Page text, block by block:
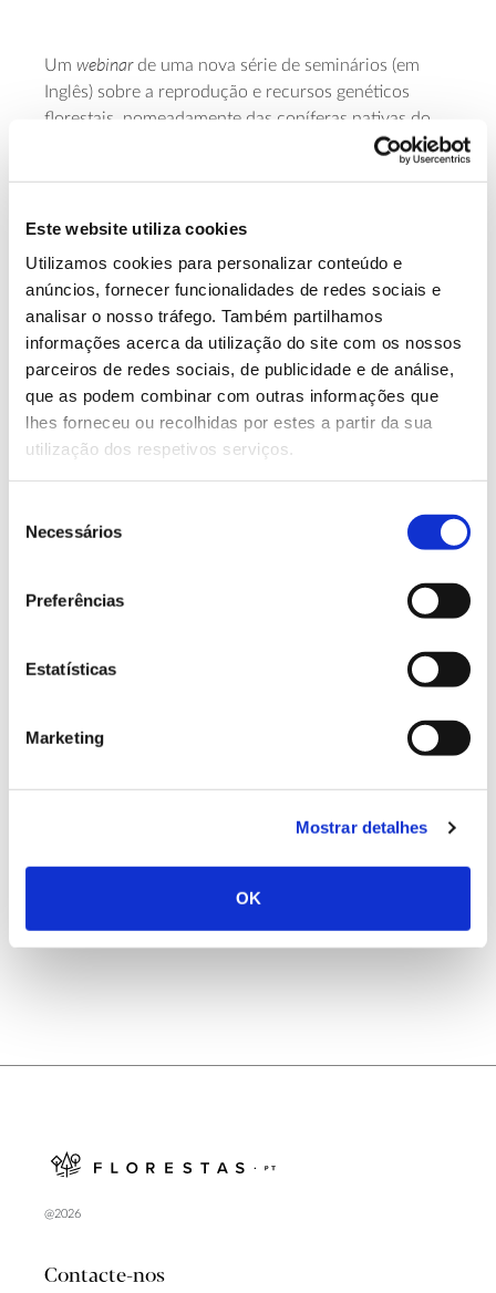
Este website utiliza cookies
Utilizamos cookies para personalizar conteúdo e
anúncios, fornecer funcionalidades de redes sociais e
analisar o nosso tráfego. Também partilhamos
informações acerca da utilização do site com os nossos
parceiros de redes sociais, de publicidade e de análise,
que as podem combinar com outras informações que
lhes forneceu ou recolhidas por estes a partir da sua
utilização dos respetivos serviços.
Necessários
Preferências
Estatísticas
Marketing
Mostrar detalhes
OK
Um webinarde uma nova série de seminários (em
Inglês) sobre a reprodução e recursos genéticos
florestais, nomeadamente das coníferas nativas do
Noroeste do Pacífico, que partilha conhecimentos
recentes, experiências práticas e futuros caminhos a
webinarrealiza-se ao fim da tarde e tem como orador
Ciências da Chéquia. É necessário registo para
Saber mais
13.07.2026
Genoma do priolo e de outras espécies em risco:
Registar galhas de Trichi em acácia-das-espigas:
Natureza e florestas procuram jovens voluntários
@2026
Contacte-nos